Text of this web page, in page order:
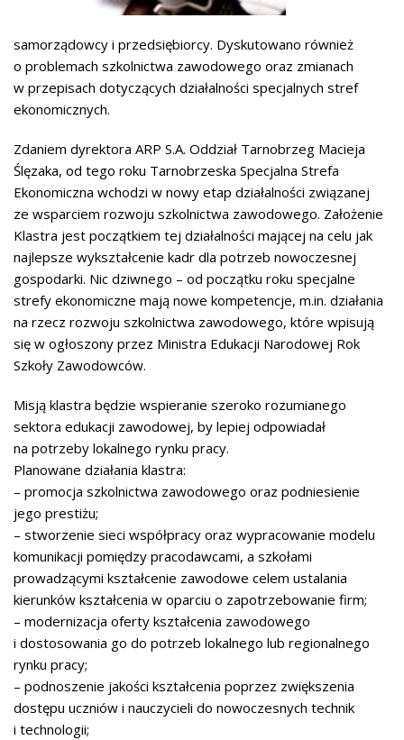
samorządowcy i przedsiębiorcy. Dyskutowano również
o problemach szkolnictwa zawodowego oraz zmianach
w przepisach dotyczących działalności specjalnych stref
ekonomicznych.
Zdaniem dyrektora ARP S.A. Oddział Tarnobrzeg Macieja
Ślęzaka, od tego roku Tarnobrzeska Specjalna Strefa
Ekonomiczna wchodzi w nowy etap działalności związanej
ze wsparciem rozwoju szkolnictwa zawodowego. Założenie
Klastra jest początkiem tej działalności mającej na celu jak
najlepsze wykształcenie kadr dla potrzeb nowoczesnej
gospodarki. Nic dziwnego – od początku roku specjalne
strefy ekonomiczne mają nowe kompetencje, m.in. działania
na rzecz rozwoju szkolnictwa zawodowego, które wpisują
się w ogłoszony przez Ministra Edukacji Narodowej Rok
Szkoły Zawodowców.
Misją klastra będzie wspieranie szeroko rozumianego
sektora edukacji zawodowej, by lepiej odpowiadał
na potrzeby lokalnego rynku pracy.
Planowane działania klastra:
– promocja szkolnictwa zawodowego oraz podniesienie
jego prestiżu;
– stworzenie sieci współpracy oraz wypracowanie modelu
komunikacji pomiędzy pracodawcami, a szkołami
prowadzącymi kształcenie zawodowe celem ustalania
kierunków kształcenia w oparciu o zapotrzebowanie firm;
– modernizacja oferty kształcenia zawodowego
i dostosowania go do potrzeb lokalnego lub regionalnego
rynku pracy;
– podnoszenie jakości kształcenia poprzez zwiększenia
dostępu uczniów i nauczycieli do nowoczesnych technik
i technologii;